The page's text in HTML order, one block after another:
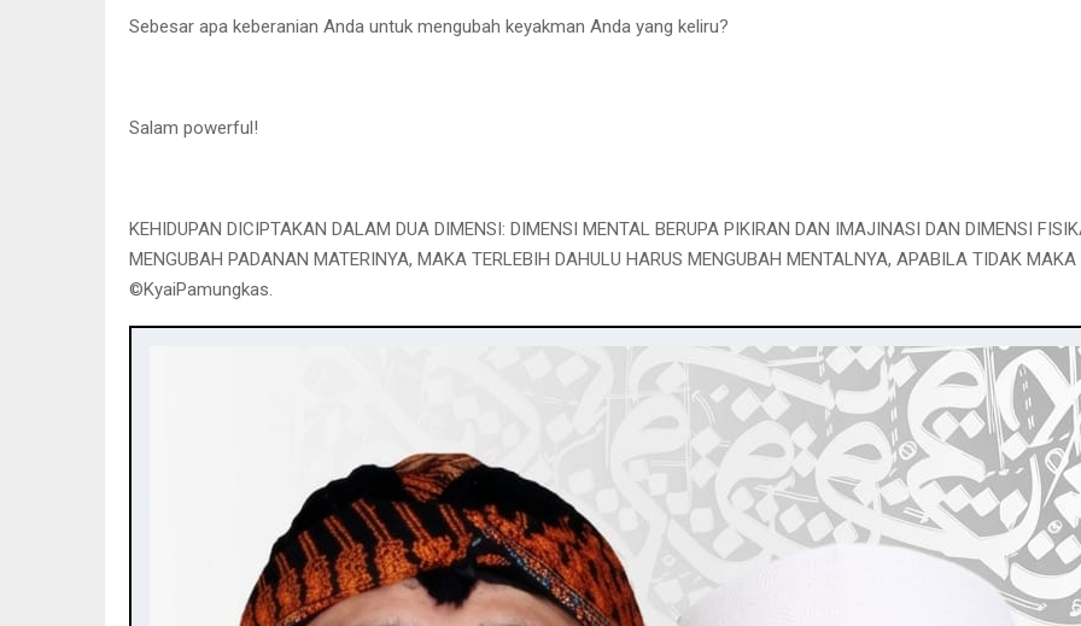
Sebesar apa keberanian Anda untuk mengubah keyakman Anda yang keliru?
Salam powerful!
KEHIDUPAN DICIPTAKAN DALAM DUA DIMENSI: DIMENSI MENTAL BERUPA PIKIRAN DAN IMAJINASI DAN DIMENSI
MENGUBAH PADANAN MATERINYA, MAKA TERLEBIH DAHULU HARUS MENGUBAH MENTALNYA, APABILA TIDAK
©️KyaiPamungkas.